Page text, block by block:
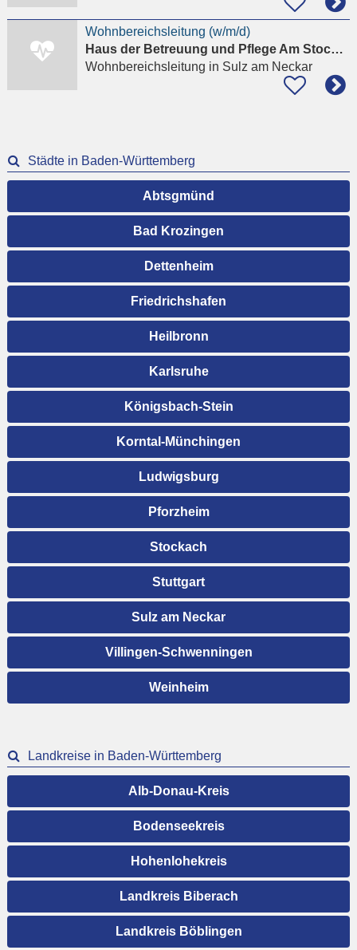
Wohnbereichsleitung (w/m/d)
Haus der Betreuung und Pflege Am Stockenberg
Wohnbereichsleitung in Sulz am Neckar
Städte in Baden-Württemberg
Abtsgmünd
Bad Krozingen
Dettenheim
Friedrichshafen
Heilbronn
Karlsruhe
Königsbach-Stein
Korntal-Münchingen
Ludwigsburg
Pforzheim
Stockach
Stuttgart
Sulz am Neckar
Villingen-Schwenningen
Weinheim
Landkreise in Baden-Württemberg
Alb-Donau-Kreis
Bodenseekreis
Hohenlohekreis
Landkreis Biberach
Landkreis Böblingen